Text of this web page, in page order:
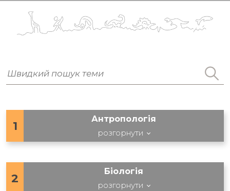
1
Антропологія
розгорнути
2
Біологія
розгорнути